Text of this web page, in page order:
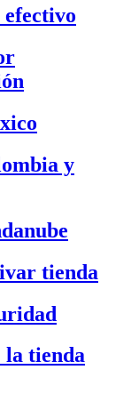
efectivo
y
tienda
la tienda